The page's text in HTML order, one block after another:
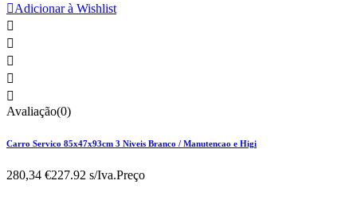
Adicionar à Wishlist





Avaliação(0)
Carro Servico 85x47x93cm 3 Niveis Branco / Manutencao e Higi
280,34 €227.92 s/Iva.Preço